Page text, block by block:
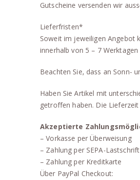
Gutscheine versenden wir
Lieferfristen*
Soweit im jeweiligen Angebot
innerhalb von 5 – 7
Beachten Sie, dass an Sonn-
Haben Sie Artikel mit
getroffen haben. Die
Akzeptierte
– Vorkasse per Überweisung
– Zahlung per SEPA-Lastschrift
– Zahlung per Kreditkarte
Über PayPal Checkout: